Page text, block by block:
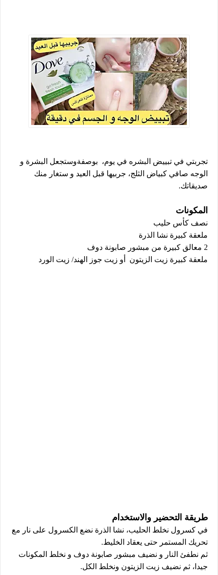
تجربتي في تبييض البشره في يوم، بوصفةوستجعل البشرة و
الوجه صافي كبياض الثلج، جربيها قبل العيد و ستغار منك
صديقاتك.
المكونات
نصف كأس حليب
ملعقة كبيرة نشا الذرة
2 معالق كبيرة من مبشور صابونة دوف
ملعقة كبيرة زيت الزيتون أو زيت جوز الهند/ زيت الورد
طريقة التحضير والاستخدام
في كسرول نخلط الحليب، نشا الذرة نضع الكسرول على نار مع
تحريك المستمر حتى يعقاد الخليط.
ثم نطفئ النار و نضيف مبشور صابونة دوف و نخلط المكونات
جيدا، ثم نضيف زيت الزيتون ونخلط الكل.